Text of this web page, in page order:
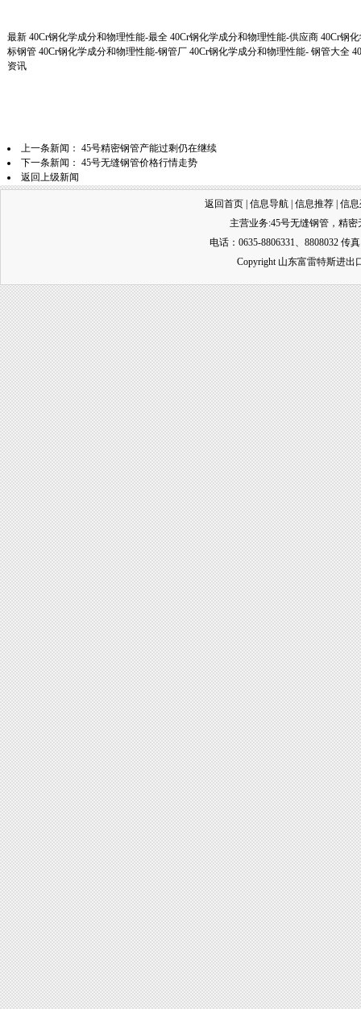
最新 40Cr钢化学成分和物理性能-最全 40Cr钢化学成分和物理性能-供应商 40Cr钢
标钢管 40Cr钢化学成分和物理性能-钢管厂 40Cr钢化学成分和物理性能- 钢管大全
资讯
上一条新闻： 45号精密钢管产能过剩仍在继续
下一条新闻： 45号无缝钢管价格行情走势
返回上级新闻
返回首页 信息导航 信息推荐 信
主营业务:45号无缝钢管， 精密
电话：0635-8806331、8808032 传
Copyright 山东富雷特斯进